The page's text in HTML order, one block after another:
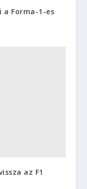
Forma-1-es
az F1